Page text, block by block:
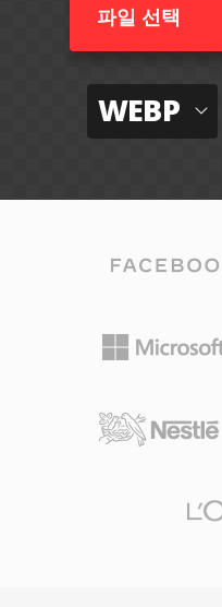
파일 선택
WEBP